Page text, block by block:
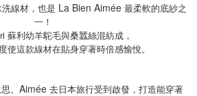
線材，也是 La Bien Aimée 最柔軟的底紗之
一！
蘇利幼羊駝毛與桑蠶絲混紡成，
使這款線材在貼身穿著時倍感愉悅。
。 Aimée 去日本旅行受到啟發，打造能穿著